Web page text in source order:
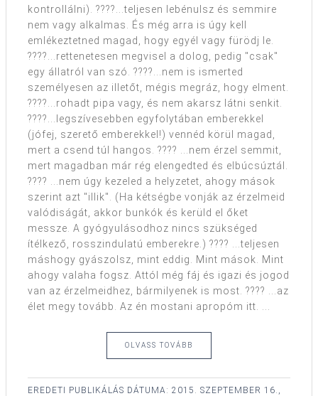
kontrollálni). ????...teljesen lebénulsz és semmire
nem vagy alkalmas. És még arra is úgy kell
emlékeztetned magad, hogy egyél vagy fürödj le.
????...rettenetesen megvisel a dolog, pedig "csak"
egy állatról van szó. ????...nem is ismerted
személyesen az illetőt, mégis megráz, hogy elment.
????...rohadt pipa vagy, és nem akarsz látni senkit.
????...legszívesebben egyfolytában emberekkel
(jófej, szerető emberekkel!) vennéd körül magad,
mert a csend túl hangos. ???? ...nem érzel semmit,
mert magadban már rég elengedted és elbúcsúztál.
???? ...nem úgy kezeled a helyzetet, ahogy mások
szerint azt "illik". (Ha kétségbe vonják az érzelmeid
valódiságát, akkor bunkók és kerüld el őket
messze. A gyógyulásodhoz nincs szükséged
ítélkező, rosszindulatú emberekre.) ???? ...teljesen
máshogy gyászolsz, mint eddig. Mint mások. Mint
ahogy valaha fogsz. Attól még fáj és igazi és jogod
van az érzelmeidhez, bármilyenek is most. ???? ...az
élet megy tovább. Az én mostani apropóm itt. ...
OLVASS TOVÁBB
EREDETI PUBLIKÁLÁS DÁTUMA: 2015. SZEPTEMBER 16.,